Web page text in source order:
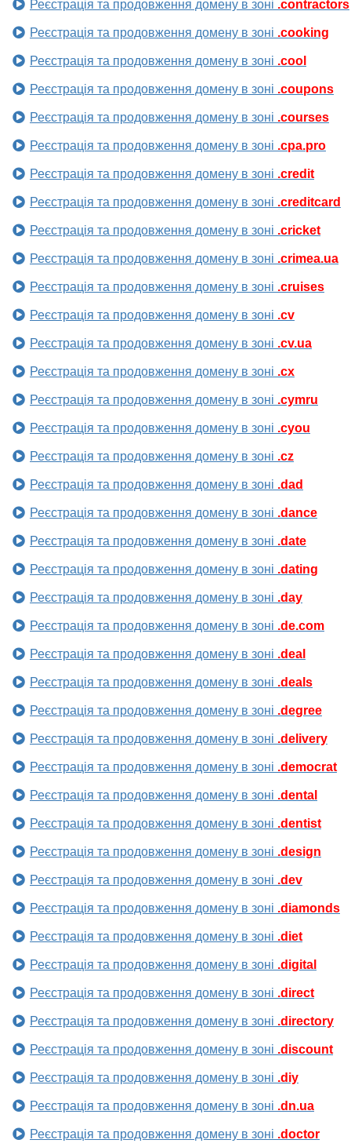
Реєстрація та продовження домену в зоні .contractors
Реєстрація та продовження домену в зоні .cooking
Реєстрація та продовження домену в зоні .cool
Реєстрація та продовження домену в зоні .coupons
Реєстрація та продовження домену в зоні .courses
Реєстрація та продовження домену в зоні .cpa.pro
Реєстрація та продовження домену в зоні .credit
Реєстрація та продовження домену в зоні .creditcard
Реєстрація та продовження домену в зоні .cricket
Реєстрація та продовження домену в зоні .crimea.ua
Реєстрація та продовження домену в зоні .cruises
Реєстрація та продовження домену в зоні .cv
Реєстрація та продовження домену в зоні .cv.ua
Реєстрація та продовження домену в зоні .cx
Реєстрація та продовження домену в зоні .cymru
Реєстрація та продовження домену в зоні .cyou
Реєстрація та продовження домену в зоні .cz
Реєстрація та продовження домену в зоні .dad
Реєстрація та продовження домену в зоні .dance
Реєстрація та продовження домену в зоні .date
Реєстрація та продовження домену в зоні .dating
Реєстрація та продовження домену в зоні .day
Реєстрація та продовження домену в зоні .de.com
Реєстрація та продовження домену в зоні .deal
Реєстрація та продовження домену в зоні .deals
Реєстрація та продовження домену в зоні .degree
Реєстрація та продовження домену в зоні .delivery
Реєстрація та продовження домену в зоні .democrat
Реєстрація та продовження домену в зоні .dental
Реєстрація та продовження домену в зоні .dentist
Реєстрація та продовження домену в зоні .design
Реєстрація та продовження домену в зоні .dev
Реєстрація та продовження домену в зоні .diamonds
Реєстрація та продовження домену в зоні .diet
Реєстрація та продовження домену в зоні .digital
Реєстрація та продовження домену в зоні .direct
Реєстрація та продовження домену в зоні .directory
Реєстрація та продовження домену в зоні .discount
Реєстрація та продовження домену в зоні .diy
Реєстрація та продовження домену в зоні .dn.ua
Реєстрація та продовження домену в зоні .doctor